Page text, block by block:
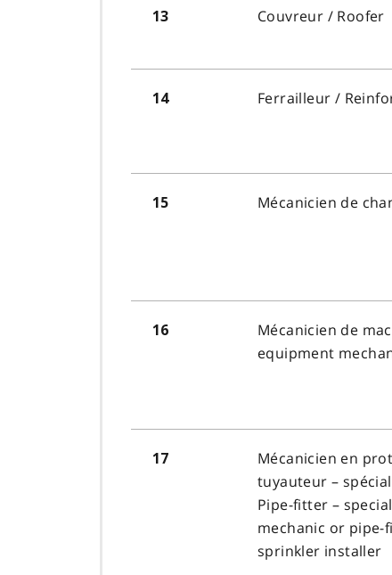
13 Couvreur / Roofer
14 Ferrailleur /
15 Mécanicien de
16 Mécanicien de
equipment
17
Mécanicien en
tuyauteur –
Pipe-fitter –
mechanic or pipe-
sprinkler installer